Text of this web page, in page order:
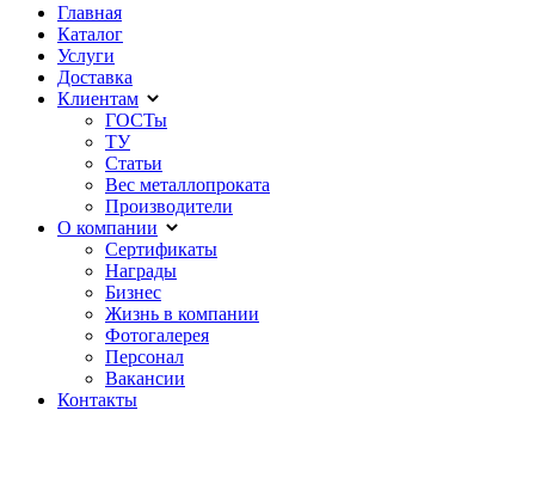
Главная
Каталог
Услуги
Доставка
Клиентам
ГОСТы
ТУ
Статьи
Вес металлопроката
Производители
О компании
Сертификаты
Награды
Бизнес
Жизнь в компании
Фотогалерея
Персонал
Вакансии
Контакты